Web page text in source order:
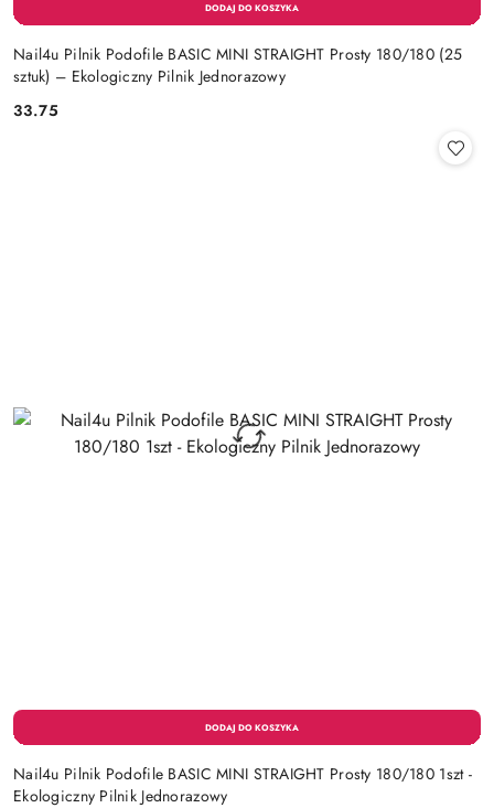
Nail4u Pilnik Podofile BASIC MINI STRAIGHT Prosty 180/180 (25
sztuk) – Ekologiczny Pilnik Jednorazowy
Cena:
33.75
Nail4u Pilnik Podofile BASIC MINI STRAIGHT Prosty 180/180 1szt -
Ekologiczny Pilnik Jednorazowy